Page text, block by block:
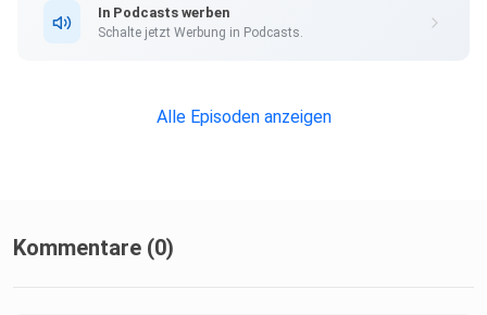
In Podcasts werben
Schalte jetzt Werbung in Podcasts.
Alle Episoden anzeigen
Kommentare (0)